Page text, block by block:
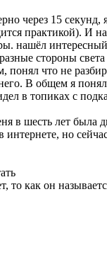
через 15
практикой). И
нашёл
стороны
понял что не
В общем я
в топиках с
в шесть лет была
но
то как он